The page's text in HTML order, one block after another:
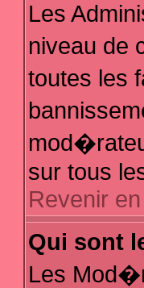
Les
niveau de
toutes les
sur tous
Revenir
Qui sont
Les